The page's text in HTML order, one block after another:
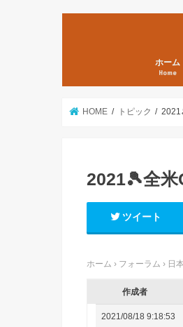
ホーム
Home
HOME トピック 2021
2021🎾全米
ツイート
ホーム › フォーラム › 日
作成者
2021/08/18 9:18:53